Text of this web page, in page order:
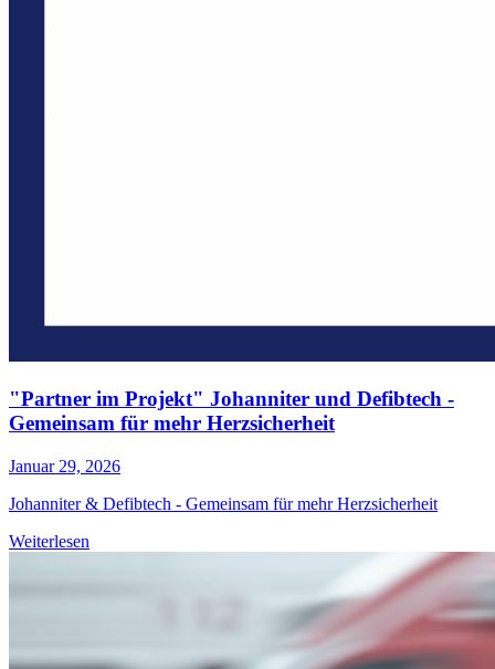
"Partner im Projekt" Johanniter und Defibtech -
Gemeinsam für mehr Herzsicherheit
Januar 29, 2026
Johanniter & Defibtech - Gemeinsam für mehr Herzsicherheit
Weiterlesen